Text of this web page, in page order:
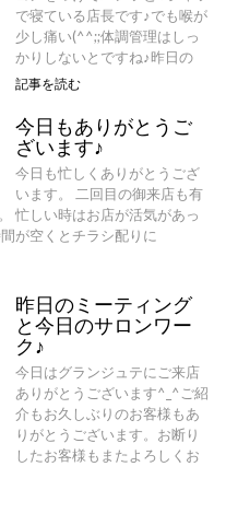
で寝ている店長です♪でも喉が
少し痛い(^^;;体調管理はしっ
かりしないとですね♪昨日の
記事を読む
今日もありがとうご
ざいます♪
今日も忙しくありがとうござ
います。 二回目の御来店も有
忙しい時はお店が活気があっ
が空くとチラシ配りに
昨日のミーティング
と今日のサロンワー
ク♪
今日はグランジュテにご来店
ありがとうございます^_^ご紹
介もお久しぶりのお客様もあ
りがとうございます。お断り
したお客様もまたよろしくお